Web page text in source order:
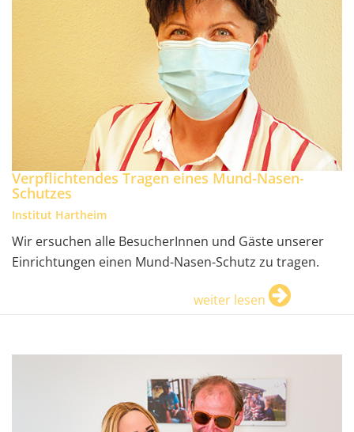
Verpflichtendes Tragen eines Mund-Nasen-
Schutzes
Institut Hartheim
Wir ersuchen alle BesucherInnen und Gäste unserer
Einrichtungen einen Mund-Nasen-Schutz zu tragen.
weiter lesen